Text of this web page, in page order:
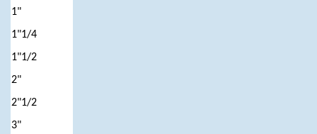
1"
1"1/4
1"1/2
2"
2"1/2
3"